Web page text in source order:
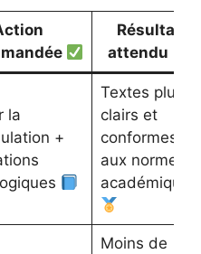
Résultat
attendu
la
+
Textes plus
clairs et
conformes
aux normes
académiques
Moins de